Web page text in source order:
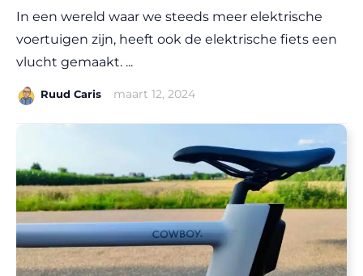
In een wereld waar we steeds meer elektrische
voertuigen zijn, heeft ook de elektrische fiets een
vlucht gemaakt. ...
Ruud Caris maart 12, 2024